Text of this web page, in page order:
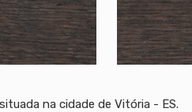
na cidade de Vitória - ES.